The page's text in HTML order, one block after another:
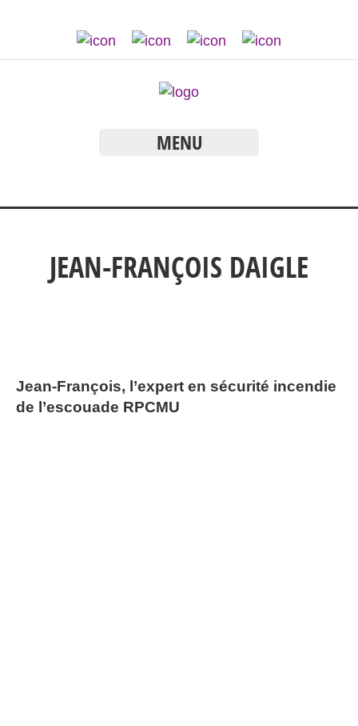
MENU
JEAN-FRANÇOIS DAIGLE
Jean-François, l’expert en sécurité incendie
de l’escouade RPCMU